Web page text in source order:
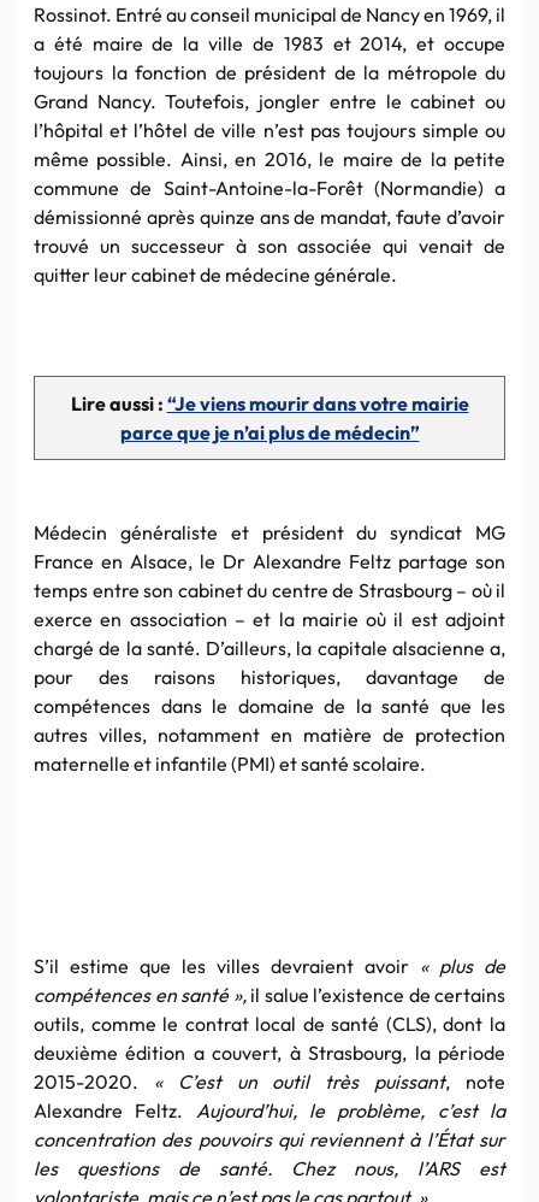
Rossinot. Entré au conseil municipal de Nancy en 1969, il
a été maire de la ville de 1983 et 2014, et occupe
toujours la fonction de président de la métropole du
Grand Nancy. Toutefois, jongler entre le cabinet ou
l’hôpital et l’hôtel de ville n’est pas toujours simple ou
même possible. Ainsi, en 2016, le maire de la petite
commune de Saint-Antoine-la-Forêt (Normandie) a
démissionné après quinze ans de mandat, faute d’avoir
trouvé un successeur à son associée qui venait de
quitter leur cabinet de médecine générale.
Lire aussi : “Je viens mourir dans votre mairie
parce que je n’ai plus de médecin”
Médecin généraliste et président du syndicat MG
France en Alsace, le Dr Alexandre Feltz partage son
temps entre son cabinet du centre de Strasbourg – où il
exerce en association – et la mairie où il est adjoint
chargé de la santé. D’ailleurs, la capitale alsacienne a,
pour des raisons historiques, davantage de
compétences dans le domaine de la santé que les
autres villes, notamment en matière de protection
maternelle et infantile (PMI) et santé scolaire.
S’il estime que les villes devraient avoir « plus de
compétences en santé »,il salue l’existence de certains
outils, comme le contrat local de santé (CLS), dont la
deuxième édition a couvert, à Strasbourg, la période
2015-2020. « C’est un outil très puissant, note
Alexandre Feltz. Aujourd’hui, le problème, c’est la
concentration des pouvoirs qui reviennent à l’État sur
les questions de santé. Chez nous, l’ARS est
volontariste, mais ce n’est pas le cas partout. »